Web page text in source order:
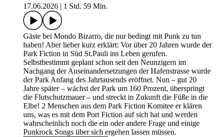
17.06.2026
1 Std. 59 Min.
Gäste bei Mondo Bizarro, die nur bedingt mit Punk zu tun
haben! Aber lieber kurz erklärt: Vor über 20 Jahren wurde der
Park Fiction in Süd St.Pauli ins Leben gerufen.
Selbstbestimmt geplant schon seit den Neunzigern im
Nachgang der Auseinandersetzungen der Hafenstrasse wurde
der Park Anfang des Jahrtausends eröffnet. Nun – gut 20
Jahre später – wächst der Park um 160 Prozent, überspringt
die Flutschutzmauer – und streckt in Zukunft die Füße in die
Elbe! 2 Menschen aus dem Park Fiction Komitee er klären
uns, was es mit dem Port Fiction auf sich hat und werden
wahrscheinlich noch die ein oder andere Frage und einige
Punkrock Songs über sich ergehen lassen müssen.